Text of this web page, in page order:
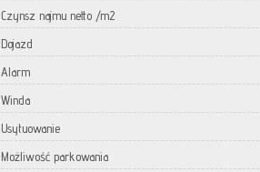
Czynsz najmu netto /m2
Dojazd
Alarm
Winda
Usytuowanie
Możliwość parkowania